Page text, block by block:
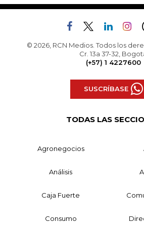
© 2026, RCN Medios. Todos los
Cr. 13a 37-32,
(+57) 1 4227600
SUSCRÍBASE
TODAS LAS
Agronegocios
Análisis
Caja Fuerte
Consumo